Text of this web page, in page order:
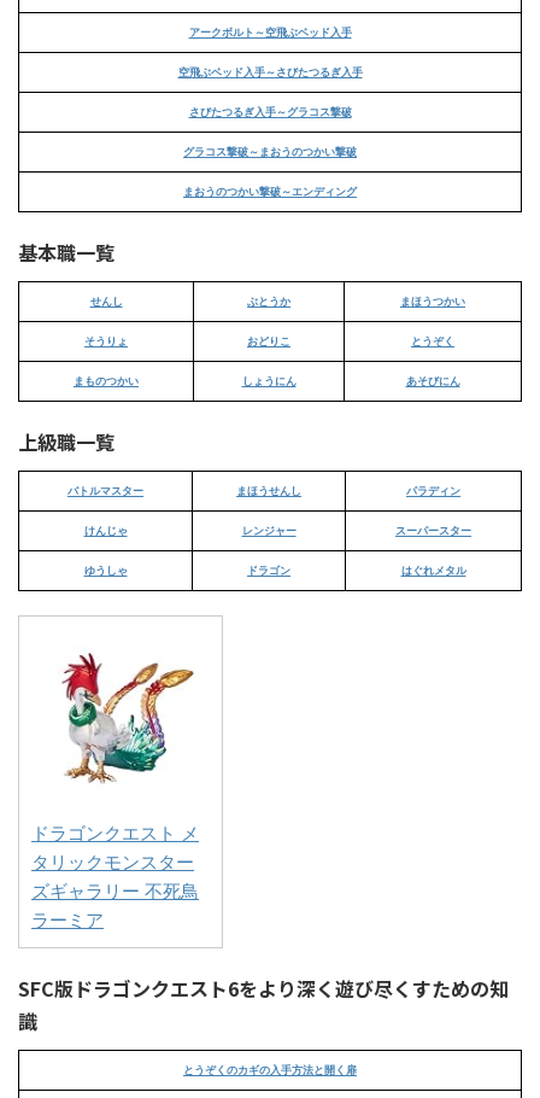
アークボルト～空飛ぶベッド入手
空飛ぶベッド入手～さびたつるぎ入手
さびたつるぎ入手～グラコス撃破
グラコス撃破～まおうのつかい撃破
まおうのつかい撃破～エンディング
基本職一覧
せんし ぶとうか まほうつかい
そうりょ おどりこ とうぞく
まものつかい しょうにん あそびにん
上級職一覧
バトルマスター まほうせんし パラディン
けんじゃ レンジャー スーパースター
ゆうしゃ ドラゴン はぐれメタル
ドラゴンクエスト メ
タリックモンスター
ズギャラリー 不死鳥
ラーミア
SFC版ドラゴンクエスト6をより深く遊び尽くすための知
識
とうぞくのカギの入手方法と開く扉